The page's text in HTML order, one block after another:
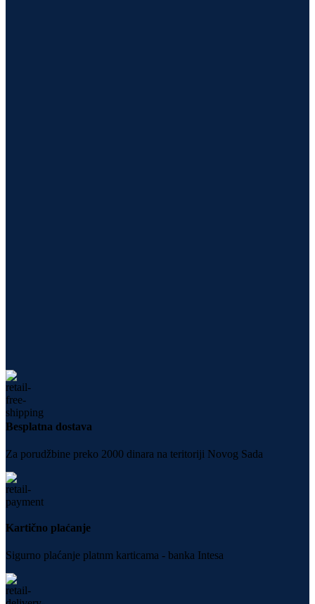
Besplatna dostava
Za porudžbine preko 2000 dinara na teritoriji Novog Sada
Kartično plaćanje
Sigurno plaćanje platnm karticama - banka Intesa